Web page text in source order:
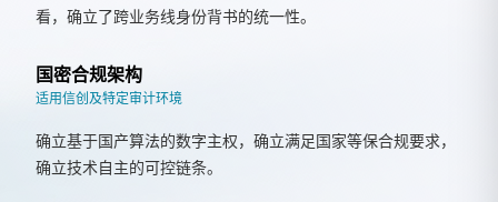
看，确立了跨业务线身份背书的统一性。
国密合规架构
适用信创及特定审计环境
确立基于国产算法的数字主权，确立满足国家等保合规要求，
确立技术自主的可控链条。